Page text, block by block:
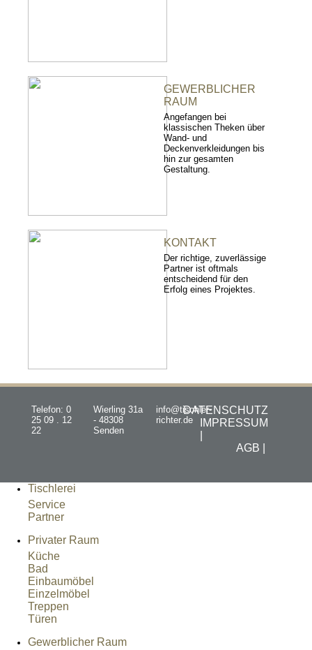
GEWERBLICHER
RAUM
Angefangen bei
klassischen Theken über
Wand- und
Deckenverkleidungen bis
hin zur gesamten
Gestaltung.
KONTAKT
Der richtige, zuverlässige
Partner ist oftmals
entscheidend für den
Erfolg eines Projektes.
Telefon: 0
25 09 . 12
22
Wierling 31a
- 48308
Senden
info@tischler-
richter.de
DATENSCHUTZ
IMPRESSUM
AGB |
Tischlerei
Service
Partner
Privater Raum
Küche
Bad
Einbaumöbel
Einzelmöbel
Treppen
Türen
Gewerblicher Raum